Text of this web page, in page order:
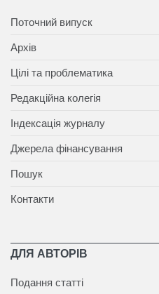
Поточний випуск
Архів
Цілі та проблематика
Редакційна колегія
Індексація журналу
Джерела фінансування
Пошук
Контакти
ДЛЯ АВТОРІВ
Подання статті